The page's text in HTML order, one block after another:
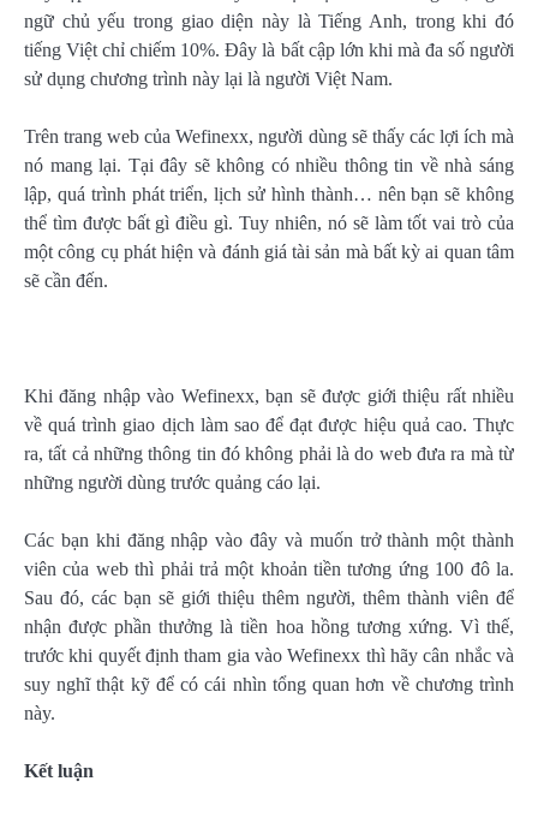
ngữ chủ yếu trong giao diện này là Tiếng Anh, trong khi đó
tiếng Việt chỉ chiếm 10%. Đây là bất cập lớn khi mà đa số người
sử dụng chương trình này lại là người Việt Nam.
Trên trang web của Wefinexx, người dùng sẽ thấy các lợi ích mà
nó mang lại. Tại đây sẽ không có nhiều thông tin về nhà sáng
lập, quá trình phát triển, lịch sử hình thành… nên bạn sẽ không
thể tìm được bất gì điều gì. Tuy nhiên, nó sẽ làm tốt vai trò của
một công cụ phát hiện và đánh giá tài sản mà bất kỳ ai quan tâm
sẽ cần đến.
Khi đăng nhập vào Wefinexx, bạn sẽ được giới thiệu rất nhiều
về quá trình giao dịch làm sao để đạt được hiệu quả cao. Thực
ra, tất cả những thông tin đó không phải là do web đưa ra mà từ
những người dùng trước quảng cáo lại.
Các bạn khi đăng nhập vào đây và muốn trở thành một thành
viên của web thì phải trả một khoản tiền tương ứng 100 đô la.
Sau đó, các bạn sẽ giới thiệu thêm người, thêm thành viên để
nhận được phần thưởng là tiền hoa hồng tương xứng. Vì thế,
trước khi quyết định tham gia vào Wefinexx thì hãy cân nhắc và
suy nghĩ thật kỹ để có cái nhìn tổng quan hơn về chương trình
này.
Kết luận